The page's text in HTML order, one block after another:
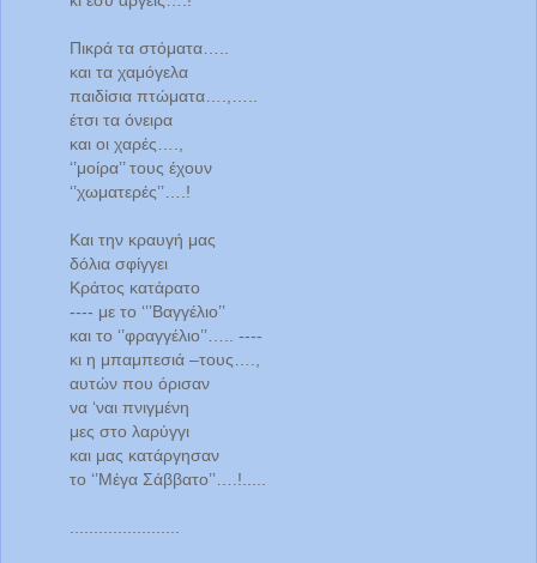
Πικρά τα στόματα…..
και τα χαμόγελα
παιδίσια πτώματα….,…..
έτσι τα όνειρα
και οι χαρές….,
‘’μοίρα’’ τους έχουν
‘’χωματερές’’….!
Και την κραυγή μας
δόλια σφίγγει
Κράτος κατάρατο
---- με το ‘’’Βαγγέλιο’’
και το ‘’φραγγέλιο’’….. ----
κι η μπαμπεσιά –τους….,
αυτών που όρισαν
να ‘ναι πνιγμένη
μες στο λαρύγγι
και μας κατάργησαν
το ‘’Μέγα Σάββατο’’….!.....